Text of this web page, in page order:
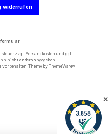
widerrufen
zzgl. Versandkosten und ggf.
nicht anders angegeben.
vorbehalten. Theme byThemeWare®
✕